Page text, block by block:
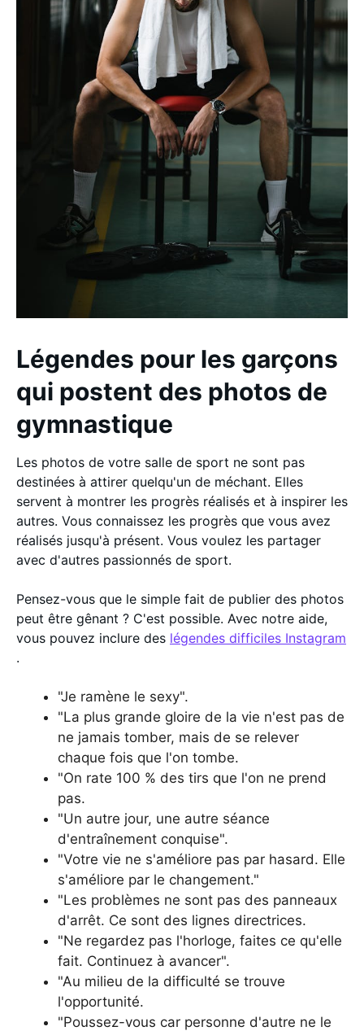
Légendes pour les garçons
qui postent des photos de
gymnastique
Les photos de votre salle de sport ne sont pas
destinées à attirer quelqu'un de méchant. Elles
servent à montrer les progrès réalisés et à inspirer les
autres. Vous connaissez les progrès que vous avez
réalisés jusqu'à présent. Vous voulez les partager
avec d'autres passionnés de sport.
Pensez-vous que le simple fait de publier des photos
peut être gênant ? C'est possible. Avec notre aide,
vous pouvez inclure des légendes difficiles Instagram
.
"Je ramène le sexy".
"La plus grande gloire de la vie n'est pas de
ne jamais tomber, mais de se relever
chaque fois que l'on tombe.
"On rate 100 % des tirs que l'on ne prend
pas.
"Un autre jour, une autre séance
d'entraînement conquise".
"Votre vie ne s'améliore pas par hasard. Elle
s'améliore par le changement."
"Les problèmes ne sont pas des panneaux
d'arrêt. Ce sont des lignes directrices.
"Ne regardez pas l'horloge, faites ce qu'elle
fait. Continuez à avancer".
"Au milieu de la difficulté se trouve
l'opportunité.
"Poussez-vous car personne d'autre ne le